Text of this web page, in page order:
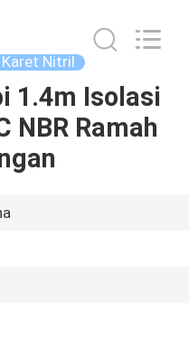
Nitril
1.4m Isolasi
NBR Ramah